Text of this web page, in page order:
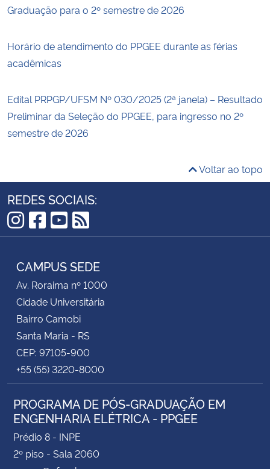
Graduação para o 2º semestre de 2026
Horário de atendimento do PPGEE durante as férias
acadêmicas
Edital PRPGP/UFSM Nº 030/2025 (2ª janela) – Resultado
Preliminar da Seleção do PPGEE, para ingresso no 2º
semestre de 2026
Voltar ao topo
REDES SOCIAIS:
Instagram
Facebook
YouTube
RSS
CAMPUS SEDE
Av. Roraima nº 1000
Cidade Universitária
Bairro Camobi
Santa Maria - RS
CEP: 97105-900
+55 (55) 3220-8000
PROGRAMA DE PÓS-GRADUAÇÃO EM
ENGENHARIA ELÉTRICA - PPGEE
Prédio 8 - INPE
2º piso - Sala 2060